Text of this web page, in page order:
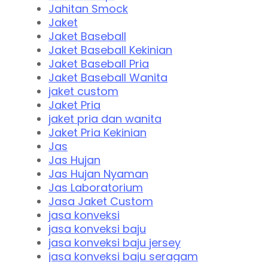
Jahitan Smock
Jaket
Jaket Baseball
Jaket Baseball Kekinian
Jaket Baseball Pria
Jaket Baseball Wanita
jaket custom
Jaket Pria
jaket pria dan wanita
Jaket Pria Kekinian
Jas
Jas Hujan
Jas Hujan Nyaman
Jas Laboratorium
Jasa Jaket Custom
jasa konveksi
jasa konveksi baju
jasa konveksi baju jersey
jasa konveksi baju seragam